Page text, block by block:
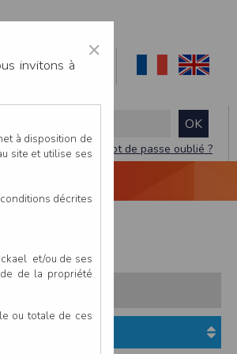
Mot de passe oublié ?
×
invitons à
à disposition de
site et utilise ses
décrites
et/ou de ses
de la propriété
ou totale de ces